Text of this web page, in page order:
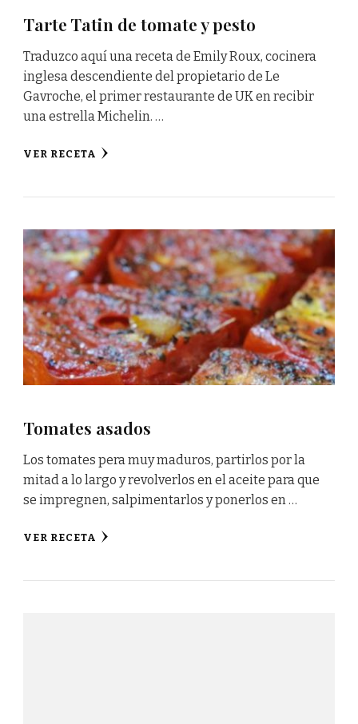
Tarte Tatin de tomate y pesto
Traduzco aquí una receta de Emily Roux, cocinera
inglesa descendiente del propietario de Le
Gavroche, el primer restaurante de UK en recibir
una estrella Michelin. …
VER RECETA
Tomates asados
Los tomates pera muy maduros, partirlos por la
mitad a lo largo y revolverlos en el aceite para que
se impregnen, salpimentarlos y ponerlos en …
VER RECETA